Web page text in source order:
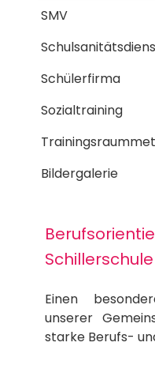
SMV
Schülerfirma
Sozialtraining
Bildergalerie
Einen
unserer
starke Berufs-